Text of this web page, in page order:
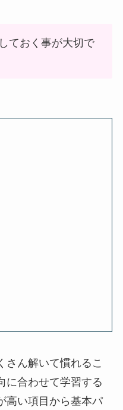
ておく事が大切で
さん解いて慣れるこ
に合わせて学習する
高い項目から基本パ